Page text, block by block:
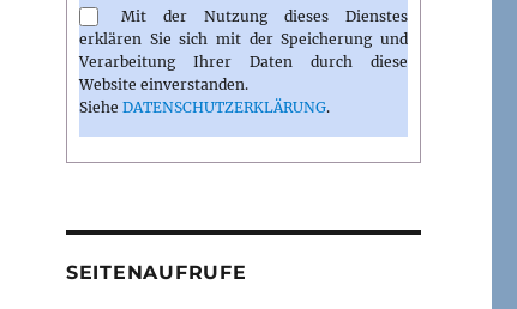
Mit der Nutzung dieses Dienstes
erklären Sie sich mit der Speicherung und
Verarbeitung Ihrer Daten durch diese
Website einverstanden.
Siehe DATENSCHUTZERKLÄRUNG.
SEITENAUFRUFE